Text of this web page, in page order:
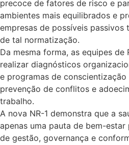
precoce de fatores de risco e
ambientes mais equilibrados e
empresas de possíveis passivos
de tal normatização.
Da mesma forma, as equipes de
realizar diagnósticos
e programas de
prevenção de conflitos e
trabalho.
A nova NR-1 demonstra que a
apenas uma pauta de bem-
de gestão, governança e